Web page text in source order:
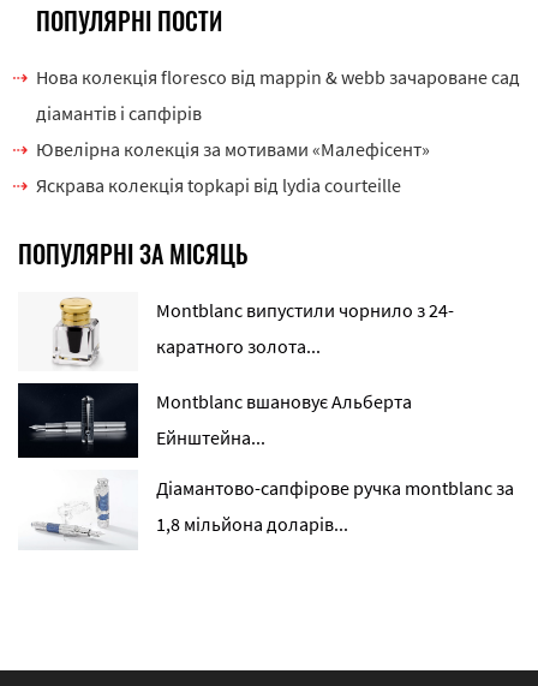
ПОПУЛЯРНІ ПОСТИ
Нова колекція floresco від mappin & webb зачароване сад
діамантів і сапфірів
Ювелірна колекція за мотивами «Малефісент»
Яскрава колекція topkapi від lydia courteille
ПОПУЛЯРНІ ЗА МІСЯЦЬ
Montblanc випустили чорнило з 24-
каратного золота...
Montblanc вшановує Альберта
Ейнштейна...
Діамантово-сапфірове ручка montblanc за
1,8 мільйона доларів...